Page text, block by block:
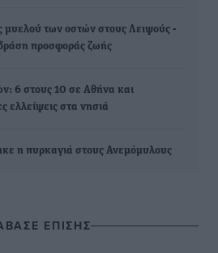
μυελού των οστών στους Λειψούς -
προσφοράς ζωής
6 στους 10 σε Αθήνα και
ελλείψεις στα νησιά
η πυρκαγιά στους Ανεμόμυλους
ΕΠΙΣΗΣ